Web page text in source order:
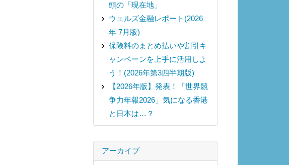
頭の「現在地」
ウェルズ金融レポート(2026
年 7月版)
保険料のまとめ払いや割引キ
ャンペーンを上手に活用しよ
う！(2026年第3四半期版)
【2026年版】発表！「世界競
争力年報2026」気になる香港
と日本は…？
アーカイブ